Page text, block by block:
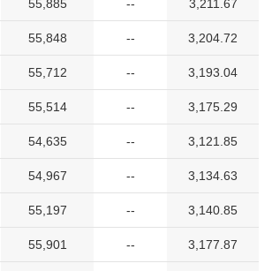
55,885 -- 3,211.67
55,848 -- 3,204.72
55,712 -- 3,193.04
55,514 -- 3,175.29
54,635 -- 3,121.85
54,967 -- 3,134.63
55,197 -- 3,140.85
55,901 -- 3,177.87